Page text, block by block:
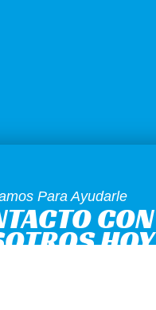
Para Ayudarle
CON
HOY